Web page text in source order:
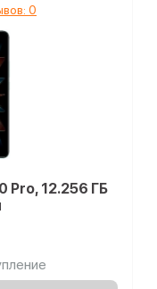
0
Pro, 12.256 ГБ